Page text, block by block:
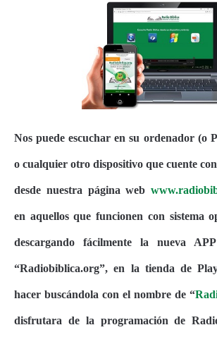
Nos puede escuchar en su ordenador (o
o cualquier otro dispositivo que cuente
desde nuestra página web
en aquellos que funcionen con sistema
descargando fácilmente la nueva
“Radiobiblica.org”, en la tienda de
hacer buscándola con el nombre de “
disfrutara de la programación de